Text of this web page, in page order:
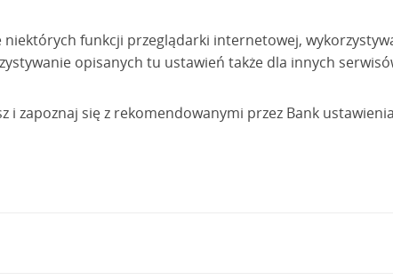
funkcji przeglądarki internetowej,
opisanych tu ustawień także dla innych
zapoznaj się z rekomendowanymi przez Bank